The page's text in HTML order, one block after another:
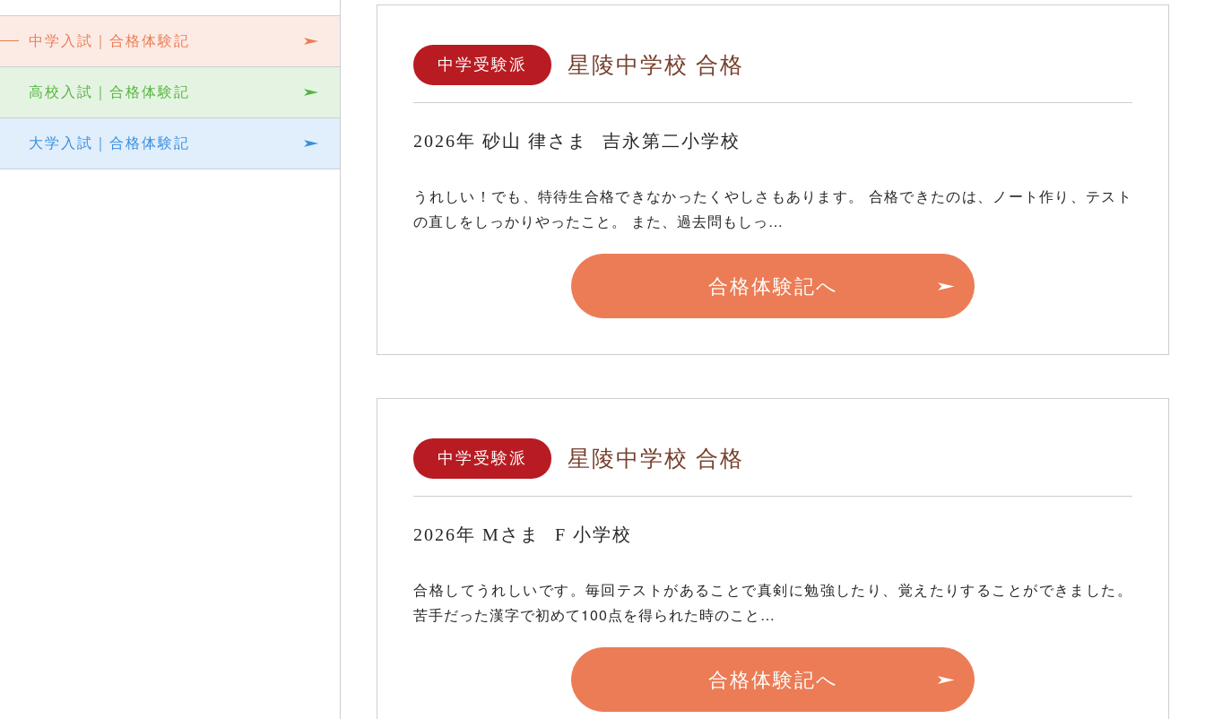
中学入試｜合格体験記
高校入試｜合格体験記
大学入試｜合格体験記
中学受験派 星陵中学校 合格
2026年砂山 律さま 吉永第二小学校
うれしい！でも、特待生合格できなかったくやしさもあります。 合格できたのは、ノート作り、テスト
の直しをしっかりやったこと。 また、過去問もしっ…
合格体験記へ
中学受験派 星陵中学校 合格
2026年Mさま F 小学校
合格してうれしいです。毎回テストがあることで真剣に勉強したり、覚えたりすることができました。
苦手だった漢字で初めて100点を得られた時のこと…
合格体験記へ